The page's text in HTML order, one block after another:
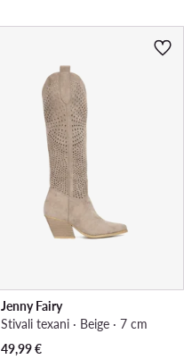
Jenny Fairy
Stivali texani · Beige · 7 cm
49,99€